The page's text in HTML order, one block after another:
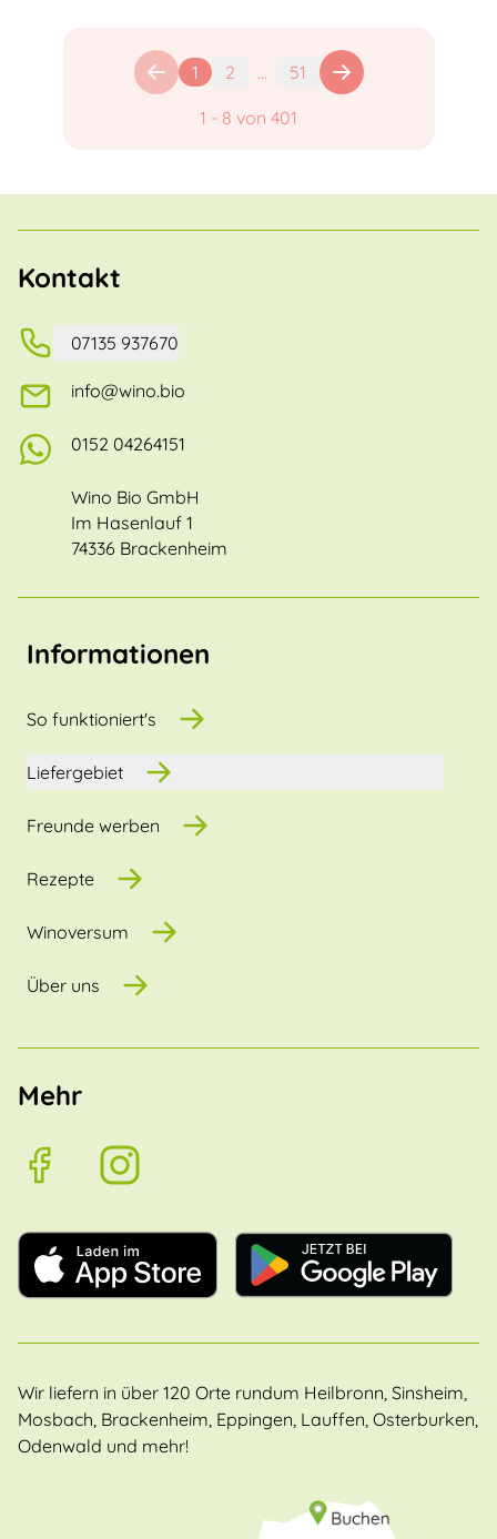
1 2 ... 51
1 - 8 von 401
Kontakt
07135 937670
info@wino.bio
0152 04264151
Wino Bio GmbH
Im Hasenlauf 1
74336 Brackenheim
Informationen
So funktioniert's
Liefergebiet
Freunde werben
Rezepte
Winoversum
Über uns
Mehr
Wir liefern in über 120 Orte rundum Heilbronn, Sinsheim,
Mosbach, Brackenheim, Eppingen, Lauffen, Osterburken,
Odenwald und mehr!